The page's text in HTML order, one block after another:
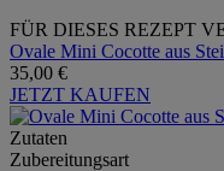
FÜR DIESES REZEPT
Ovale Mini Cocotte aus
35,00 €
JETZT KAUFEN
Zutaten
Zubereitungsart